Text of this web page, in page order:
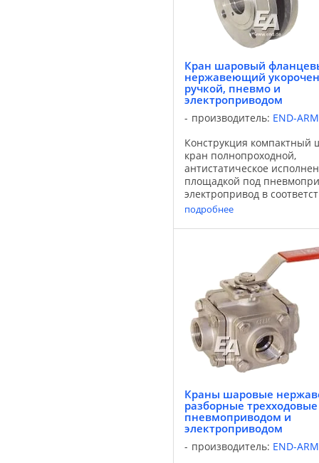
Кран шаровый
нержавеющий
ручкой, пневмо и
электроприводом
производитель: END-
Конструкция компактный
кран полнопроходной,
антистатическое
площадкой под
электропривод в
Среда нейтральные газы,
среды, вязкие жидкости,
среды Температура -30°С
подробнее
Краны шаровые
разборные трехходовые
пневмоприводом и
электроприводом
производитель: END-